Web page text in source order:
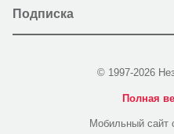
Подписка
© 1997-2026
Полная
Мобильный сайт